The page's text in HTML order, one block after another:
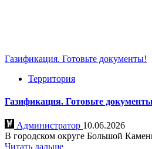
Газификация. Готовьте документы!
Территория
Газификация. Готовьте
Администратор 10.06.2026
В городском округе Большой
Читать дальше